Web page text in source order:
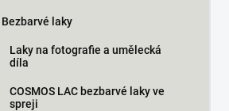
Bezbarvé laky
Laky na fotografie a umělecká
díla
COSMOS LAC bezbarvé laky ve
spreji